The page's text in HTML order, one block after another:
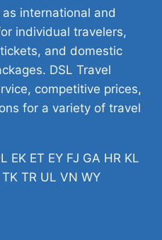
international and
individual travelers,
and domestic
DSL Travel
competitive prices,
for a variety of travel
EK ET EY FJ GA HR KL
TR UL VN WY